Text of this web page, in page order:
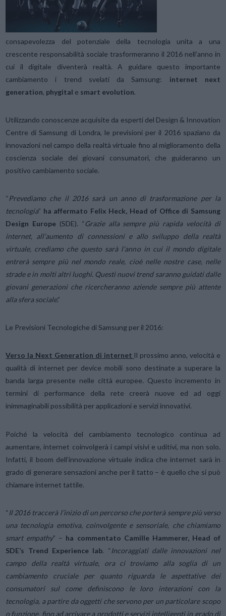
consapevolezza del potenziale della tecnologia unita a una
crescente responsabilità sociale trasformeranno il 2016 nell’anno in
cui il digitale diventerà realtà. A guidare questo importante
cambiamento i trend svelati da Samsung: internet next
generation, phygital e smart evolution.
Utilizzando conoscenze acquisite da esperti del Design & Innovation
Centre di Samsung di Londra, le previsioni per il 2016 spaziano da
innovazioni nel campo della realtà virtuale fino al miglioramento della
coscienza sociale dei giovani consumatori, che guideranno un
positivo cambiamento sociale.
“ Prevediamo che il 2016 sarà un anno di trasformazione per la
tecnologia” ha affermato Felix Heck, Head of Office di Samsung
Design Europe (SDE). “ Grazie alla sempre più rapida velocità di
internet, all’aumento di connessioni e allo sviluppo della realtà
virtuale, crediamo che questo sarà l’anno in cui il mondo digitale
entrerà sempre più nel mondo reale, cioè nelle nostre case, nelle
strade e in molti altri luoghi. Questi nuovi trend saranno guidati dalle
giovani generazioni che ricercheranno aziende sempre più attente
alla sfera sociale.”
Le Previsioni Tecnologiche di Samsung per il 2016:
Verso la Next Generation di internet Il prossimo anno, velocità e
qualità di internet per device mobili sono destinate a superare la
banda larga presente nelle città europee. Questo incremento in
termini di performance della rete creerà nuove ed ad oggi
inimmaginabili possibilità per applicazioni e servizi innovativi.
Poiché la velocità del cambiamento tecnologico continua ad
aumentare, internet coinvolgerà i campi visivi e uditivi, ma non solo.
Infatti, il boom dell’innovazione virtuale indica che internet sarà in
grado di generare sensazioni anche per il tatto – è quello che si può
chiamare internet tattile.
“ Il 2016 traccerà l’inizio di un percorso che porterà sempre più verso
una tecnologia emotiva, coinvolgente e sensoriale, che chiamiamo
smart empathy” – ha commentato Camille Hammerer, Head of
SDE’s Trend Experience lab. “ Incoraggiati dalle innovazioni nel
campo della realtà virtuale, ora ci troviamo alla soglia di un
cambiamento cruciale per quanto riguarda le aspettative dei
consumatori sul come definiscono le loro interazioni con la
tecnologia, a partire da oggetti che servono per un particolare scopo
o funzione, fino ad arrivare a prodotti e servizi intelligenti in grado di